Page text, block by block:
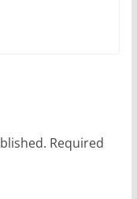
Required